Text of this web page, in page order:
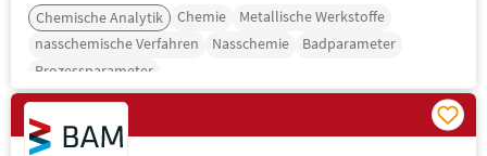
Chemische Analytik Chemie
Metallische Werkstoffe
nasschemische Verfahren
Nasschemie
Badparameter
Prozessparameter